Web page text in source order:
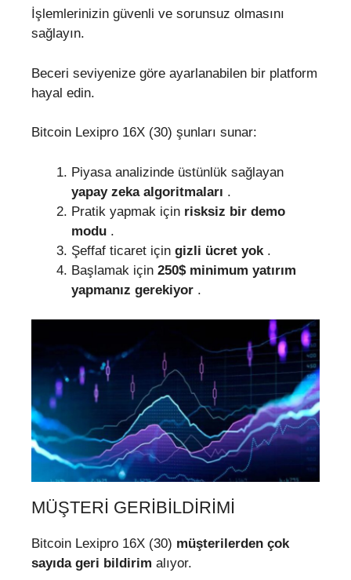
İşlemlerinizin güvenli ve sorunsuz olmasını
sağlayın.
Beceri seviyenize göre ayarlanabilen bir platform
hayal edin.
Bitcoin Lexipro 16X (30) şunları sunar:
Piyasa analizinde üstünlük sağlayan
yapay zeka algoritmaları .
Pratik yapmak için risksiz bir demo
modu .
Şeffaf ticaret için gizli ücret yok.
Başlamak için 250$ minimum yatırım
yapmanız gerekiyor .
MÜŞTERI GERIBILDIRIMI
Bitcoin Lexipro 16X (30) müşterilerden çok
sayıda geri bildirim alıyor.